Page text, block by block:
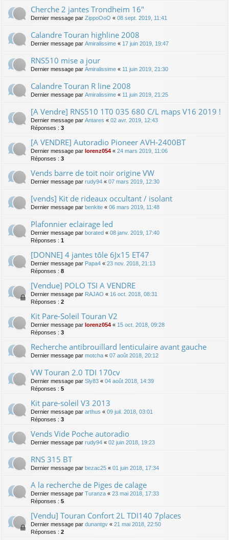
Cherche 2 jantes Trondheim 16"
Dernier message par ZippoOoO « 08 sept. 2019, 11:41
Calandre Touran highline 2008
Dernier message par Amiralissime « 17 juin 2019, 19:47
RNS510 mise a jour
Dernier message par Amiralissime « 11 juin 2019, 21:30
Calandre Touran R line 2008
Dernier message par Amiralissime « 11 juin 2019, 21:25
[A Vendre] RNS510 1T0 035 680 C/L maps V16 2019 !
Dernier message par Antares « 02 avr. 2019, 12:43
Réponses : 3
[A VENDRE] Autoradio Pioneer AVH-2400BT
Dernier message par lorenz054 « 24 mars 2019, 11:06
Réponses : 3
Vends barre de toit noir origine VW
Dernier message par rudy94 « 07 mars 2019, 12:30
[vends] Kit de rideaux occultant / isolant
Dernier message par benkite « 06 mars 2019, 11:48
Plafonnier eclairage led
Dernier message par borated « 08 janv. 2019, 17:40
Réponses : 1
[DONNE] 4 jantes tôle 6Jx15 ET47
Dernier message par Papa4 « 23 nov. 2018, 21:13
Réponses : 8
[Vendue] POLO TSI A VENDRE
Dernier message par RAJAO « 16 oct. 2018, 08:31
Réponses : 2
Kit Pare-Soleil Touran V2
Dernier message par lorenz054 « 15 oct. 2018, 09:28
Réponses : 3
Recherche antibrouillard lenticulaire avant gauche
Dernier message par motcha « 07 août 2018, 20:12
VW Touran 2.0 TDI 170cv
Dernier message par Sly83 « 04 août 2018, 14:39
Réponses : 5
Kit pare-soleil V3 2013
Dernier message par arthus « 09 juil. 2018, 03:01
Réponses : 3
Vends Vide Poche autoradio
Dernier message par rudy94 « 02 juin 2018, 19:23
RNS 315 BT
Dernier message par bezac25 « 01 juin 2018, 17:34
A la recherche de Piges de calage
Dernier message par Turanza « 23 mai 2018, 17:33
Réponses : 5
[Vendu] Touran Confort 2L TDI140 7places
Dernier message par dunantgv « 21 mai 2018, 22:50
Réponses : 2